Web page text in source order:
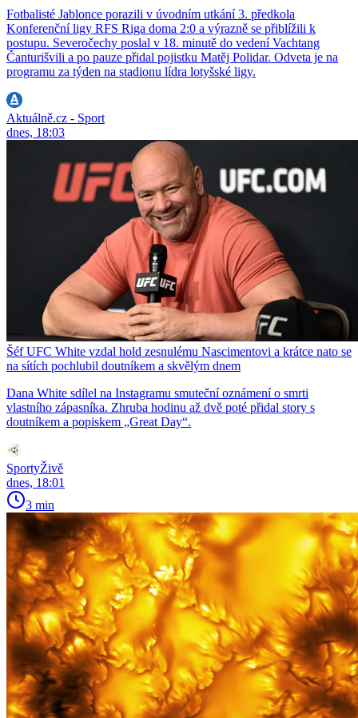
Fotbalisté Jablonce porazili v úvodním utkání 3. předkola
Konferenční ligy RFS Riga doma 2:0 a výrazně se přiblížili k
postupu. Severočechy poslal v 18. minutě do vedení Vachtang
Čanturišvili a po pauze přidal pojistku Matěj Polidar. Odveta je na
programu za týden na stadionu lídra lotyšské ligy.
Aktuálně.cz - Sport
dnes, 18:03
Šéf UFC White vzdal hold zesnulému Nascimentovi a krátce nato se
na sítích pochlubil doutníkem a skvělým dnem
Dana White sdílel na Instagramu smuteční oznámení o smrti
vlastního zápasníka. Zhruba hodinu až dvě poté přidal story s
doutníkem a popiskem „Great Day“.
SportyŽivě
dnes, 18:01
3 min